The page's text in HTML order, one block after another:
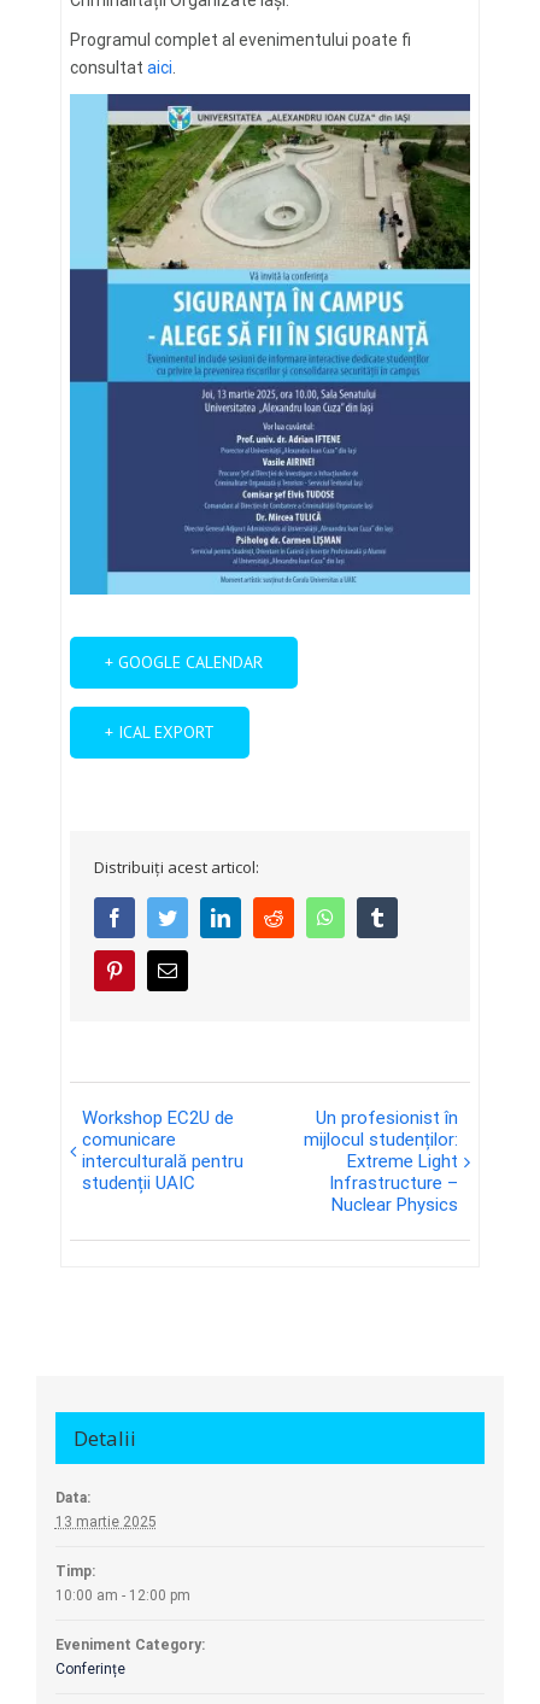
Programul complet al evenimentului poate fi
consultat aici
+ GOOGLE CALENDAR
+ ICAL EXPORT
Distribuiți acest articol:
facebooktwitter linkedinreddit whatsapp
pinterestE-
mail:
Eveniment
Navigation
Workshop EC2U de
comunicare
interculturală pentru
studenții UAIC
Un profesionist în
mijlocul studenților:
Extreme Light
Infrastructure –
Nuclear Physics
Detalii
Data:
13 martie 2025
Timp:
10:00 am - 12:00 pm
Eveniment Category:
Conferințe